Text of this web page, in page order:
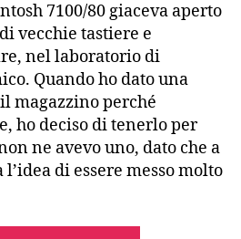
7100/80 giaceva aperto
vecchie tastiere e
nel laboratorio di
Quando ho dato una
magazzino perché
ho deciso di tenerlo per
ne avevo uno, dato che a
di essere messo molto